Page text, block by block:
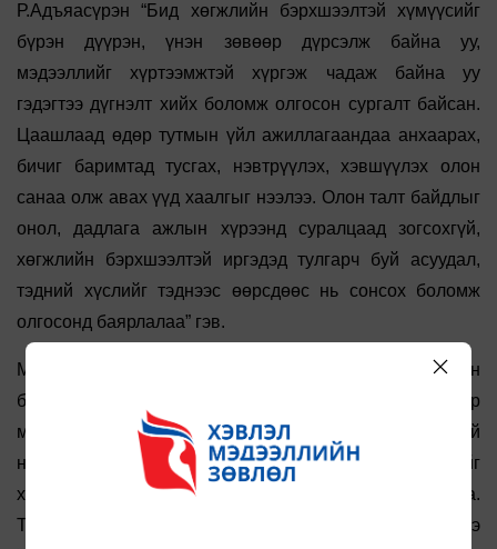
Р.Адъяасүрэн “Бид хөгжлийн бэрхшээлтэй хүмүүсийг
бүрэн дүүрэн, үнэн зөвөөр дүрсэлж байна уу,
мэдээллийг хүртээмжтэй хүргэж чадаж байна уу
гэдэгтээ дүгнэлт хийх боломж олгосон сургалт байсан.
Цаашлаад өдөр тутмын үйл ажиллагаандаа анхаарах,
бичиг баримтад тусгах, нэвтрүүлэх, хэвшүүлэх олон
санаа олж авах үүд хаалгыг нээлээ. Олон талт байдлыг
онол, дадлага ажлын хүрээнд суралцаад зогсохгүй,
хөгжлийн бэрхшээлтэй иргэдэд тулгарч буй асуудал,
тэдний хүслийг тэднээс өөрсдөөс нь сонсох боломж
олгосонд баярлалаа” гэв.
Меноршип хөтөлбөрт хамрагдсан редакцууд хөгжлийн
бэрхшээлтэй хүмүүсийн эрхийг хамгаалах энэ өдөр
мэдээ, сурвалжилга бэлтгэхээс гадна хүртээмжтэй
нийгмийг бий болгоход тэдний үзэл бодол, шийдлийг
хүргэх тал дээр идэвх санаачилгатай ажиллаж байна.
Тухайлбал, Монгол ТВ “Нүүдэл Шийдэл” хэлэлцүүлгээ